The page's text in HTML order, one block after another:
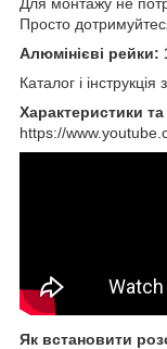
Просто
Алюмінієві
Каталог і
Характеристики
https://
Як встановити